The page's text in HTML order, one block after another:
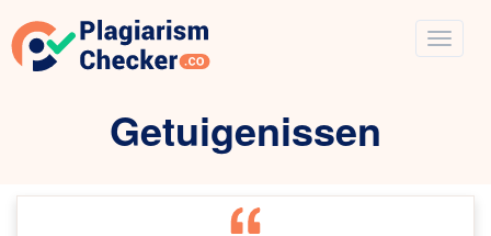
Getuigenissen